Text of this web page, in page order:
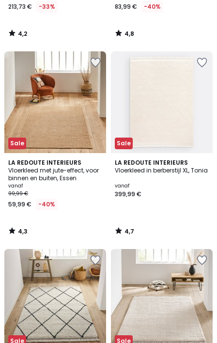
213,73 € -33%
4,2
/
83,99 € -40%
4,8
/
Sale
LA REDOUTE INTERIEURS
Vloerkleed met jute-effect, voor
binnen en buiten, Essen
vanaf
99,99 €
59,99 € -40%
4,3
/ 5
4,3
/
Sale
LA REDOUTE INTERIEURS
Vloerkleed in berberstijl XL, Tonia
vanaf
399,99 €
4,7
/ 5
4,7
/
Sale Sale